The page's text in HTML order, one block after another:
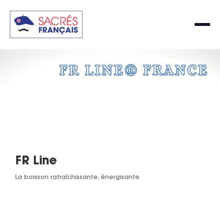
FR Line
La boisson rafraîchissante, énergisante